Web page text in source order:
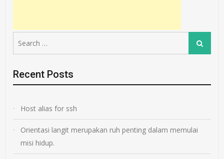
for:
Search
Recent Posts
Host alias for ssh
Orientasi langit merupakan ruh penting dalam memulai
misi hidup.